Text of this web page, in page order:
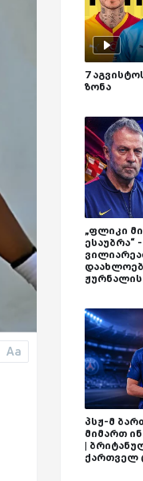
Aa
7
ზონა
„ფლიკი
ესაუბრა“
პსჟ-მ
მიმართ
|
ქართველ